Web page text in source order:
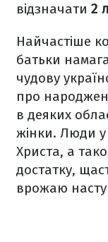
відзначати 2
Найчастіше
батьки
чудову
про
в деяких
жінки. Люди у
Христа, а
достатку,
врожаю